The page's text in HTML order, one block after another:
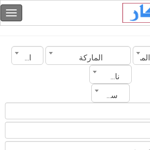
المدينة الماركة
الموديل
ناقل الحركة
سنة الصنع